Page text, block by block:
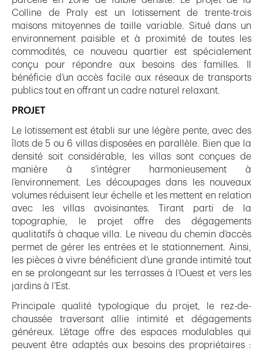
Colline de Praly est un lotissement de trente-trois
maisons mitoyennes de taille variable. Situé dans un
environnement paisible et à proximité de toutes les
commodités, ce nouveau quartier est spécialement
conçu pour répondre aux besoins des familles. Il
bénéficie d’un accès facile aux réseaux de transports
publics tout en offrant un cadre naturel relaxant.
PROJET
Le lotissement est établi sur une légère pente, avec des
îlots de 5 ou 6 villas disposées en parallèle. Bien que la
densité soit considérable, les villas sont conçues de
manière à s’intégrer harmonieusement à
l’environnement. Les découpages dans les nouveaux
volumes réduisent leur échelle et les mettent en relation
avec les villas avoisinantes. Tirant parti de la
topographie, le projet offre des dégagements
qualitatifs à chaque villa. Le niveau du chemin d’accès
permet de gérer les entrées et le stationnement. Ainsi,
les pièces à vivre bénéficient d’une grande intimité tout
en se prolongeant sur les terrasses à l’Ouest et vers les
jardins à l’Est.
Principale qualité typologique du projet, le rez-de-
chaussée traversant allie intimité et dégagements
généreux. L’étage offre des espaces modulables qui
peuvent être adaptés aux besoins des propriétaires :